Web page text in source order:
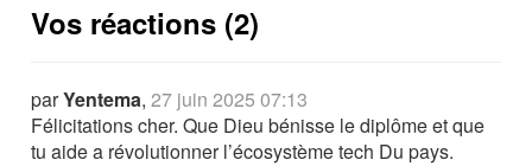
Vos réactions (2)
parYentema,27 juin 2025 07:13
Félicitations cher. Que Dieu bénisse le diplôme et que
tu aide a révolutionner l’écosystème tech Du pays.